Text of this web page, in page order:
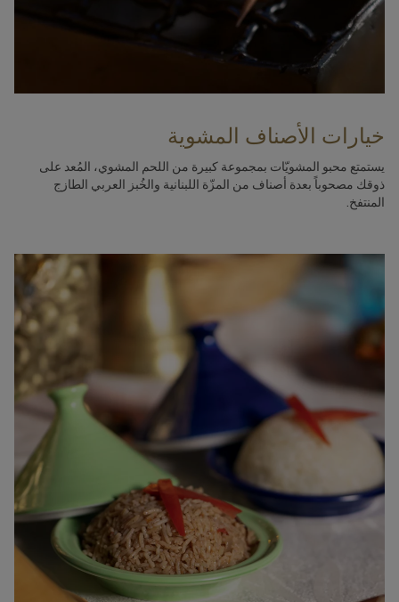
خيارات الأصناف المشوية
يستمتع محبو المشويّات بمجموعة كبيرة من اللحم المشوي، المُعد على
ذوقك مصحوباً بعدة أصناف من المزّة اللبنانية والخُبز العربي الطازج
المنتفخ.